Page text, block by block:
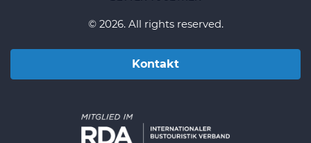
© 2026. All rights reserved.
Kontakt